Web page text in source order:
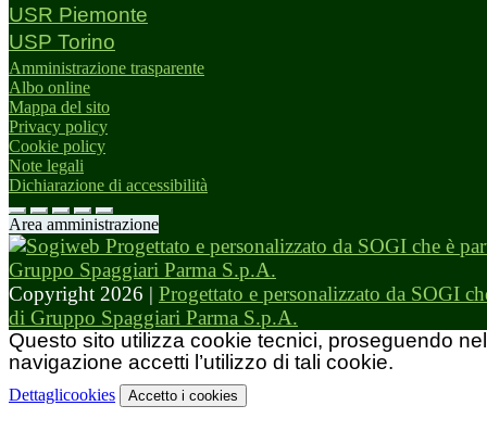
USR Piemonte
USP Torino
Amministrazione trasparente
Albo online
Mappa del sito
Privacy policy
Cookie policy
Note legali
Dichiarazione di accessibilità
Area amministrazione
Copyright 2026 | Progettato e personalizzato da SOGI
di Gruppo Spaggiari Parma S.p.A.
Questo sito utilizza cookie tecnici, proseguendo
navigazione accetti l’utilizzo di tali cookie.
Dettaglicookies Accetto i cookies